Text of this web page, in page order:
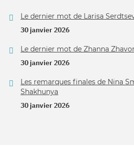
Le dernier mot de Larisa
30 janvier 2026
Le dernier mot de Zhanna
30 janvier 2026
Les remarques finales de Nina
Shakhunya
30 janvier 2026